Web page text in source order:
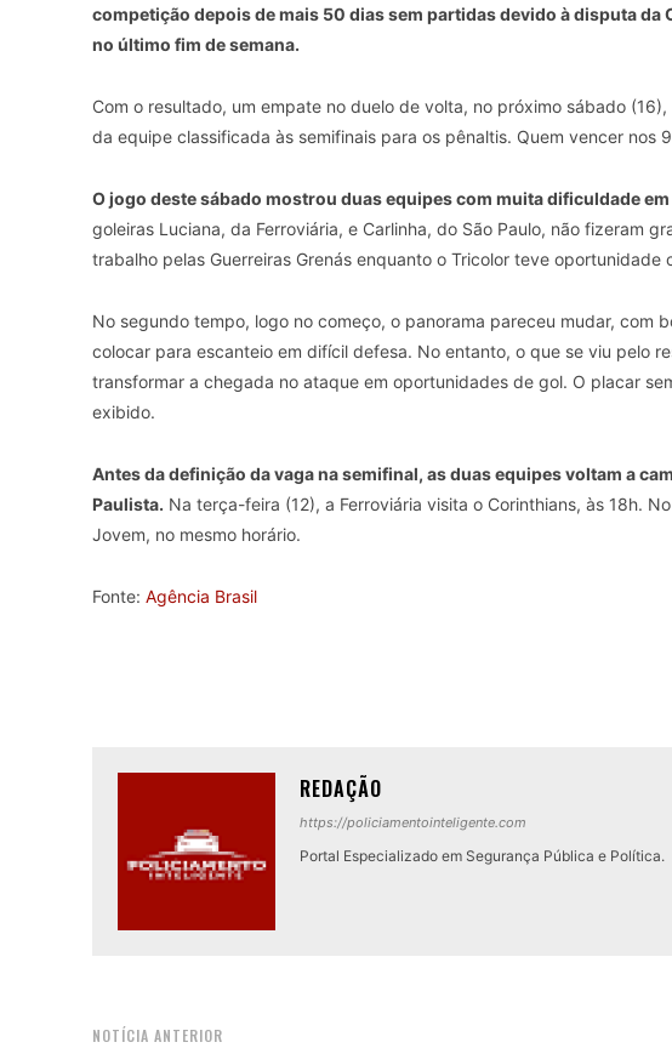
competição depois de mais 50 dias sem partidas devido à disputa da
no último fim de semana.
Com o resultado, um empate no duelo de volta, no próximo sábado
da equipe classificada às semifinais para os pênaltis. Quem vencer nos
O jogo deste sábado mostrou duas equipes com muita dificuldade
goleiras Luciana, da Ferroviária, e Carlinha, do São Paulo, não fizeram
trabalho pelas Guerreiras Grenás enquanto o Tricolor teve oportunidade
No segundo tempo, logo no começo, o panorama pareceu mudar, com
colocar para escanteio em difícil defesa. No entanto, o que se viu pelo
transformar a chegada no ataque em oportunidades de gol. O placar
exibido.
Antes da definição da vaga na semifinal, as duas equipes voltam a
Paulista. Na terça-feira (12), a Ferroviária visita o Corinthians, às 18h.
Jovem, no mesmo horário.
Fonte: Agência Brasil
REDAÇÃO
https://policiamentointeligente.com
Portal Especializado em Segurança Pública e Política.
NOTÍCIA ANTERIOR